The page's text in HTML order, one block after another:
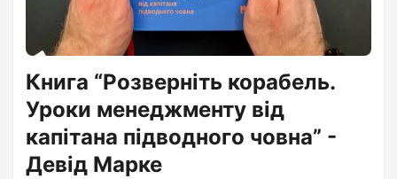
Книга “Розверніть корабель.
Уроки менеджменту від
капітана підводного човна” -
Девід Марке